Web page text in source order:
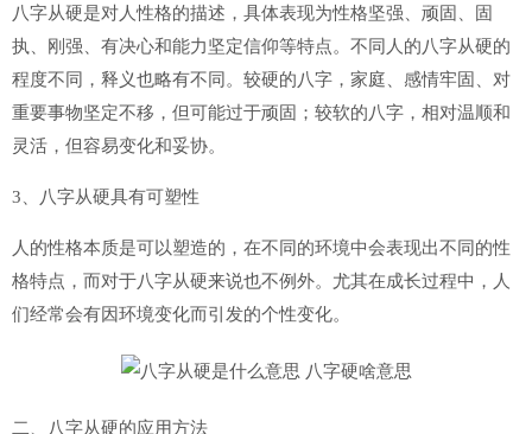
八字从硬是对人性格的描述，具体表现为性格坚强、顽固、固
执、刚强、有决心和能力坚定信仰等特点。不同人的八字从硬的
程度不同，释义也略有不同。较硬的八字，家庭、感情牢固、对
重要事物坚定不移，但可能过于顽固；较软的八字，相对温顺和
灵活，但容易变化和妥协。
3、八字从硬具有可塑性
人的性格本质是可以塑造的，在不同的环境中会表现出不同的性
格特点，而对于八字从硬来说也不例外。尤其在成长过程中，人
们经常会有因环境变化而引发的个性变化。
二、八字从硬的应用方法